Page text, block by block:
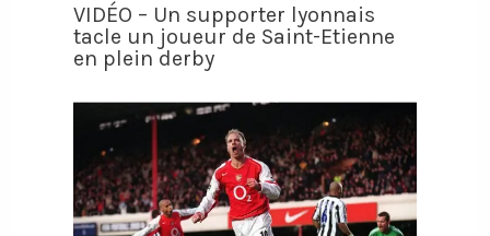
VIDÉO – Un supporter lyonnais
tacle un joueur de Saint-Etienne
en plein derby